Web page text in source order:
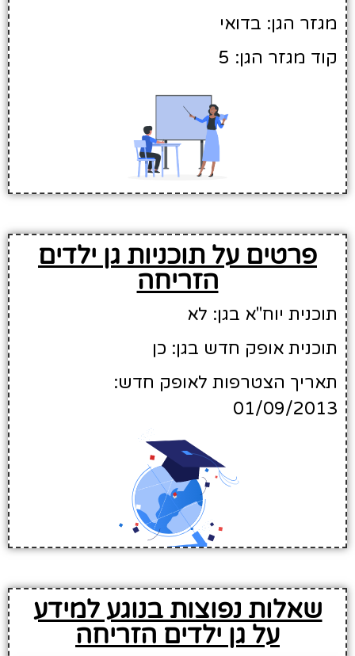
מגזר הגן: בדואי
קוד מגזר הגן: 5
פרטים על תוכניות גן ילדים
הזריחה
תוכנית יוח"א בגן: לא
תוכנית אופק חדש בגן: כן
תאריך הצטרפות לאופק חדש:
01/09/2013
שאלות נפוצות בנוגע למידע
על גן ילדים הזריחה